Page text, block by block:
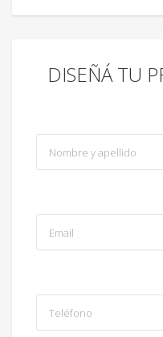
DISEÑÁ TU